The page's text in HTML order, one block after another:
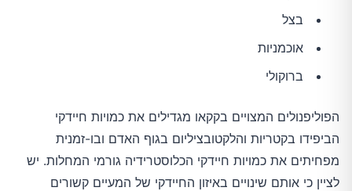
בצל
אוכמניות
ברוקולי
הפוליפנולים המצויים בקקאו מגדילים את כמויות חיידקי
הביפידו בקטריות והלקטובציליום בגוף האדם ובו-זמנית
מפחיתים את כמויות חיידקי הכלוסטרידיה גורמי המחלות. יש
לציין כי אותם שינויים באיזון החיידקי של המעיים קשורים